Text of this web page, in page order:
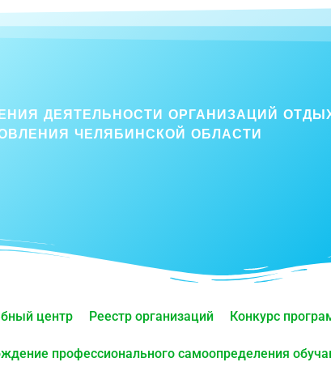
ДЕЯТЕЛЬНОСТИ ОРГАНИЗАЦИЙ
ЧЕЛЯБИНСКОЙ ОБЛАСТИ
центр Реестр организаций Конкурс
профессионального самоопределения